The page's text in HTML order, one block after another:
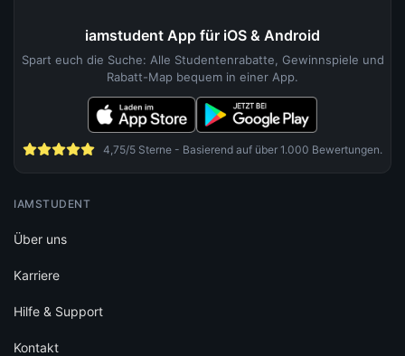
iamstudent App für iOS & Android
Spart euch die Suche: Alle Studentenrabatte, Gewinnspiele und
Rabatt-Map bequem in einer App.
4,75/5 Sterne - Basierend auf über 1.000 Bewertungen.
IAMSTUDENT
Über uns
Karriere
Hilfe & Support
Kontakt